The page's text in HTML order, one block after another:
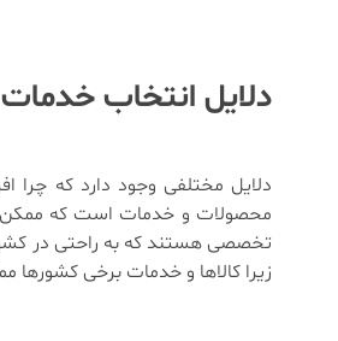
دلایل انتخاب
دلایل مختلفی وجود دارد که
محصولات و خدمات است که ممکن
تخصصی هستند که به راحتی در
زیرا کالاها و خدمات برخی کشورها